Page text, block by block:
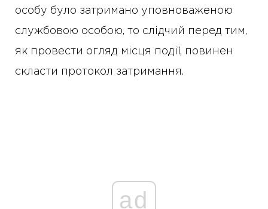
особу було затримано уповноваженою
службовою особою, то слідчий перед тим,
як провести огляд місця події, повинен
скласти протокол затримання.
ad